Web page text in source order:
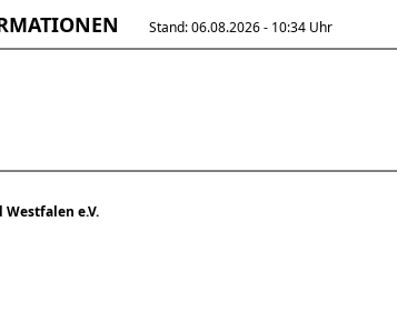
Stand: 06.08.2026 - 10:34 Uhr
e.V.